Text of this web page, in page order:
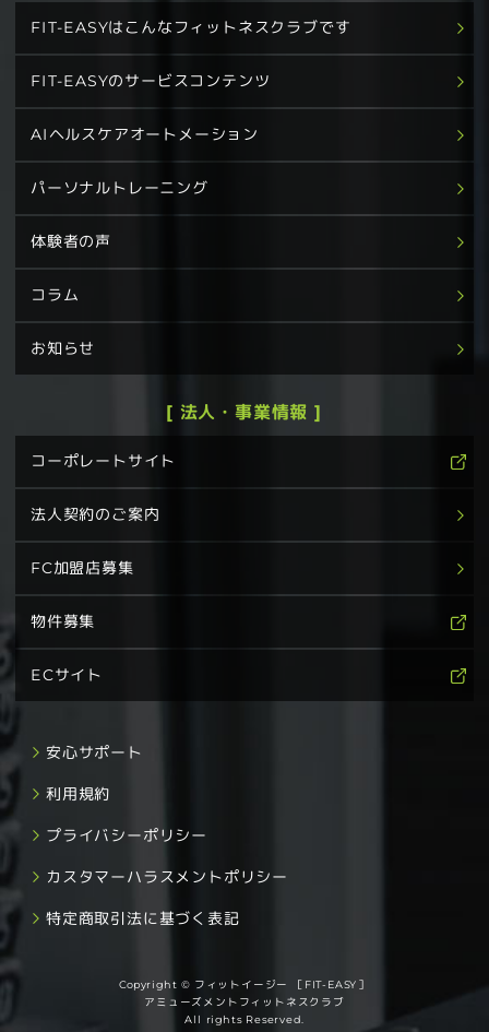
FIT-EASYはこんなフィットネスクラブです
FIT-EASYのサービスコンテンツ
AIヘルスケアオートメーション
パーソナルトレーニング
体験者の声
コラム
お知らせ
[ 法人・事業情報 ]
コーポレートサイト
法人契約のご案内
FC加盟店募集
物件募集
ECサイト
安心サポート
利用規約
プライバシーポリシー
カスタマーハラスメントポリシー
特定商取引法に基づく表記
Copyright © フィットイージー ［FIT-EASY］
アミューズメントフィットネスクラブ
All rights Reserved.